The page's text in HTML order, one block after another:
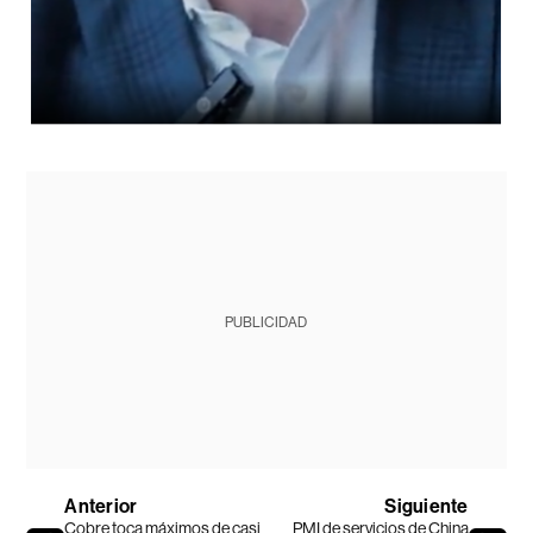
PUBLICIDAD
Anterior
Cobre toca máximos de casi
Siguiente
PMI de servicios de China